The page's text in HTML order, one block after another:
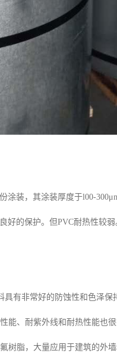
涂装，其涂装厚度于l00-
好的保护。但PVC耐热性较
有非常好的防蚀性和色泽
能、耐紫外线和耐热性能也
树脂，大量应用于建筑的外